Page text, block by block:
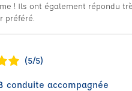
! Ils ont également répondu
préféré.
(5/5)
conduite accompagnée